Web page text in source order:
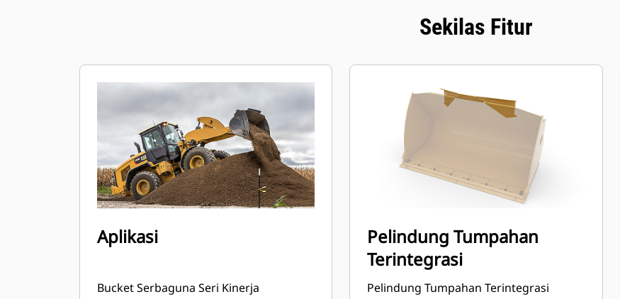
Sekilas Fitur
Aplikasi
Bucket Serbaguna Seri Kinerja
Pelindung Tumpahan
Terintegrasi
Pelindung Tumpahan Terintegrasi